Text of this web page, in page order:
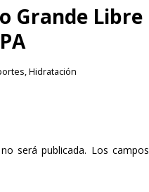
Grande Libre
,Hidratación
será publicada. Los campos